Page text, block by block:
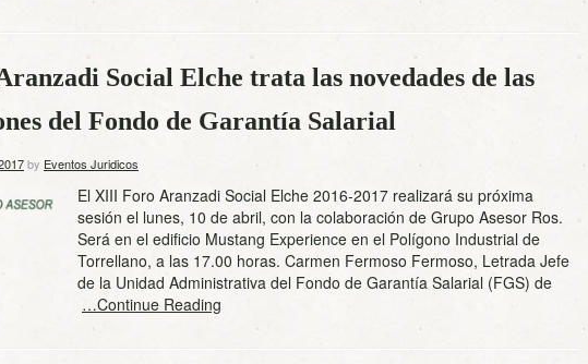
Social Elche trata las novedades de las
del Fondo de Garantía Salarial
by Eventos Juridicos
El XIII Foro Aranzadi Social Elche 2016-2017 realizará su próxima
sesión el lunes, 10 de abril, con la colaboración de Grupo Asesor Ros.
Será en el edificio Mustang Experience en el Polígono Industrial de
Torrellano, a las 17.00 horas. Carmen Fermoso Fermoso, Letrada Jefe
de la Unidad Administrativa del Fondo de Garantía Salarial (FGS) de
…Continue Reading